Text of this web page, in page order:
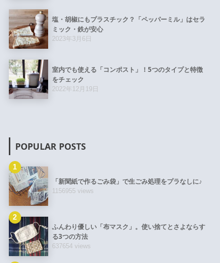
塩・胡椒にもプラスチック？「ペッパーミル」はセラ
ミック・鉄が安心
2023年3月6日
室内でも使える「コンポスト」！5つのタイプと特徴
をチェック
2022年12月19日
POPULAR POSTS
1
「新聞紙で作るごみ袋」で生ごみ処理をプラなしに♪
1156955 views
2
ふんわり優しい「布マスク」。使い捨てとさよならす
る3つの方法
637654 views